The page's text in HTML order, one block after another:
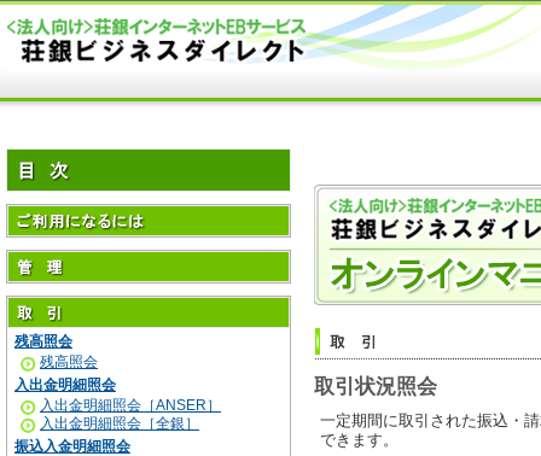
残高照会
残高照会
入出金明細照会
入出金明細照会［ANSER］
入出金明細照会［全銀］
振込入金明細照会
取引状況照会
一定期間に取引された振込・
できます。